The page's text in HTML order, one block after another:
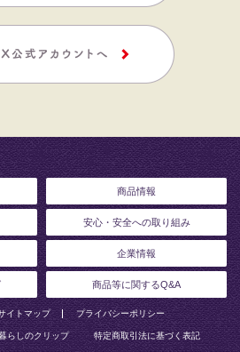
商品情報
安心・安全への取り組み
企業情報
商品等に関するQ&A
イトマップ プライバシーポリシー
らしのクリップ 特定商取引法に基づく表記